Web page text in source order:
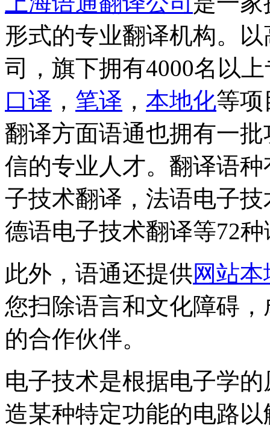
形式的专业翻译机构。
司，旗下拥有4000名以
口译 ， 笔译 ， 本地化等项
翻译方面语通也拥有一
信的专业人才。翻译语
子技术翻译，法语电子
德语电子技术翻译等72
此外，语通还提供网站
您扫除语言和文化障碍
的合作伙伴。
电子技术是根据电子学
造某种特定功能的电路